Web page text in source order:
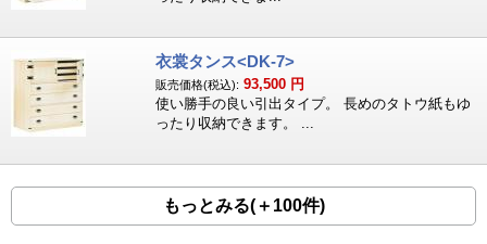
衣裳タンス<DK-7>
販売価格(税込): 93,500 円
使い勝手の良い引出タイプ。 長めのタトウ紙もゆ
ったり収納できます。 ...
もっとみる(＋100件)